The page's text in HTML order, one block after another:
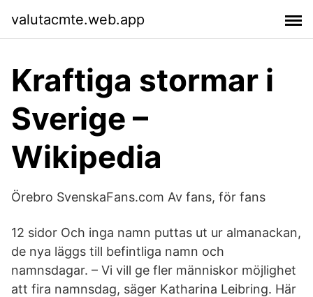
valutacmte.web.app
Kraftiga stormar i
Sverige –
Wikipedia
Örebro SvenskaFans.com Av fans, för fans
12 sidor Och inga namn puttas ut ur almanackan,
de nya läggs till befintliga namn och
namnsdagar. – Vi vill ge fler människor möjlighet
att fira namnsdag, säger Katharina Leibring. Här